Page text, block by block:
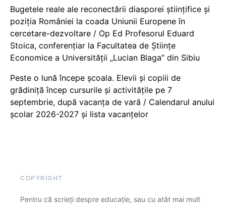
Bugetele reale ale reconectării diasporei științifice și
poziția României la coada Uniunii Europene în
cercetare-dezvoltare / Op Ed Profesorul Eduard
Stoica, conferențiar la Facultatea de Științe
Economice a Universității „Lucian Blaga” din Sibiu
Peste o lună începe școala. Elevii și copiii de
grădiniță încep cursurile și activitățile pe 7
septembrie, după vacanța de vară / Calendarul anului
școlar 2026-2027 și lista vacanțelor
COPYRIGHT
Pentru că scrieți despre educație, sau cu atât mai mult